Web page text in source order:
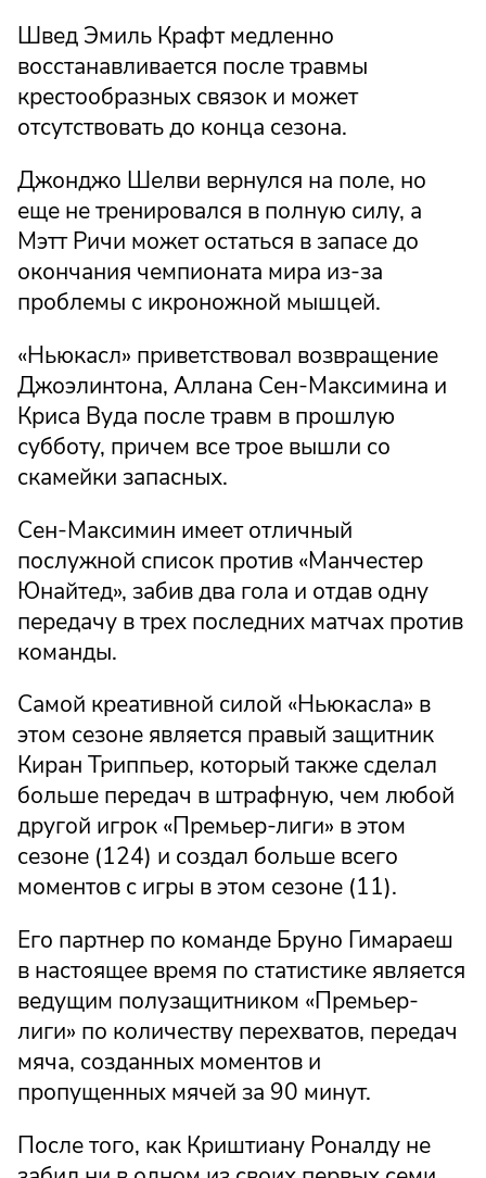
Швед Эмиль Крафт медленно
восстанавливается после травмы
крестообразных связок и может
отсутствовать до конца сезона.
Джонджо Шелви вернулся на поле, но
еще не тренировался в полную силу, а
Мэтт Ричи может остаться в запасе до
окончания чемпионата мира из-за
проблемы с икроножной мышцей.
«Ньюкасл» приветствовал возвращение
Джоэлинтона, Аллана Сен-Максимина и
Криса Вуда после травм в прошлую
субботу, причем все трое вышли со
скамейки запасных.
Сен-Максимин имеет отличный
послужной список против «Манчестер
Юнайтед», забив два гола и отдав одну
передачу в трех последних матчах против
команды.
Самой креативной силой «Ньюкасла» в
этом сезоне является правый защитник
Киран Триппьер, который также сделал
больше передач в штрафную, чем любой
другой игрок «Премьер-лиги» в этом
сезоне (124) и создал больше всего
моментов с игры в этом сезоне (11).
Его партнер по команде Бруно Гимараеш
в настоящее время по статистике является
ведущим полузащитником «Премьер-
лиги» по количеству перехватов, передач
мяча, созданных моментов и
пропущенных мячей за 90 минут.
После того, как Криштиану Роналду не